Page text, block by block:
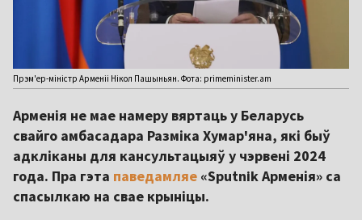
Прэм'ер-міністр Арменіі Нікол Пашыньян. Фота: primeminister.am
Арменія не мае намеру вяртаць у Беларусь
свайго амбасадара Разміка Хумар'яна, які быў
адкліканы для кансультацыяў у чэрвені 2024
года. Пра гэта паведамляе «Sputnik Арменія» са
спасылкаю на свае крыніцы.